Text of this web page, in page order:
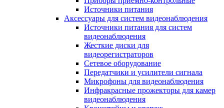
Источники питания
Аксессуары для систем видеонаблюдения
Источники питания для систем
видеонаблюдения
Жесткие диски для
видеорегистраторов
Сетевое оборудование
Передатчики и усилители сигнала
Микрофоны для видеонаблюдения
Инфракрасные прожекторы для камер
видеонаблюдения